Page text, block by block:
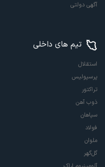
آگهی دولتی
تیم های داخلی
استقلال
پرسپولیس
تراکتور
ذوب آهن
سپاهان
فولاد
ملوان
گل‌گهر